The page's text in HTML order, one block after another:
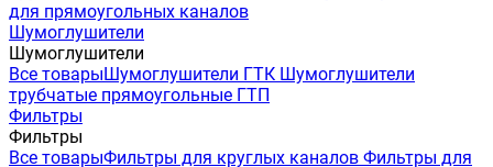
для прямоугольных каналов
Шумоглушители
Шумоглушители
Все товарыШумоглушители ГТК Шумоглушители
трубчатые прямоугольные ГТП
Фильтры
Фильтры
Все товарыФильтры для круглых каналов Фильтры для